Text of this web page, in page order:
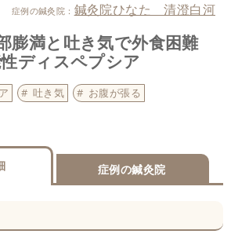
症例の鍼灸院： 鍼灸院ひなた 清澄白河
膨満と吐き気で外食困難
ディスペプシア
吐き気 お腹が張る
症例の鍼灸院